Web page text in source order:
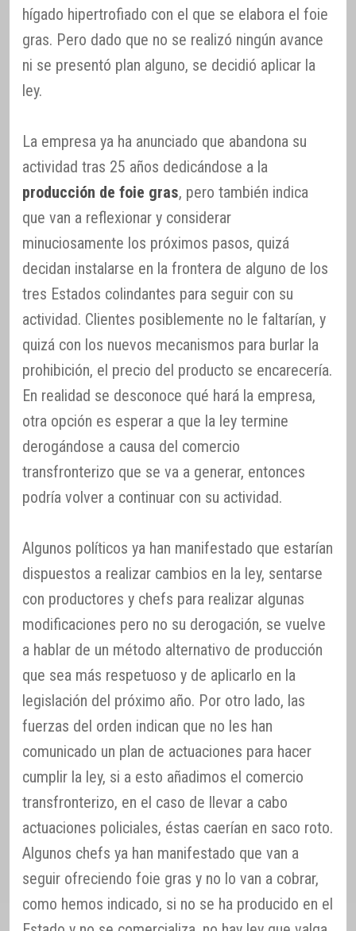
hígado hipertrofiado con el que se elabora el foie
gras. Pero dado que no se realizó ningún avance
ni se presentó plan alguno, se decidió aplicar la
ley.
La empresa ya ha anunciado que abandona su
actividad tras 25 años dedicándose a la
producción de foie gras, pero también indica
que van a reflexionar y considerar
minuciosamente los próximos pasos, quizá
decidan instalarse en la frontera de alguno de los
tres Estados colindantes para seguir con su
actividad. Clientes posiblemente no le faltarían, y
quizá con los nuevos mecanismos para burlar la
prohibición, el precio del producto se encarecería.
En realidad se desconoce qué hará la empresa,
otra opción es esperar a que la ley termine
derogándose a causa del comercio
transfronterizo que se va a generar, entonces
podría volver a continuar con su actividad.
Algunos políticos ya han manifestado que estarían
dispuestos a realizar cambios en la ley, sentarse
con productores y chefs para realizar algunas
modificaciones pero no su derogación, se vuelve
a hablar de un método alternativo de producción
que sea más respetuoso y de aplicarlo en la
legislación del próximo año. Por otro lado, las
fuerzas del orden indican que no les han
comunicado un plan de actuaciones para hacer
cumplir la ley, si a esto añadimos el comercio
transfronterizo, en el caso de llevar a cabo
actuaciones policiales, éstas caerían en saco roto.
Algunos chefs ya han manifestado que van a
seguir ofreciendo foie gras y no lo van a cobrar,
como hemos indicado, si no se ha producido en el